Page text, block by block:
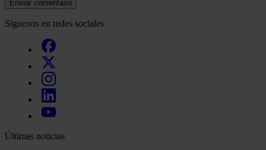
Enviar comentario
Síguenos en redes sociales
Últimas noticias